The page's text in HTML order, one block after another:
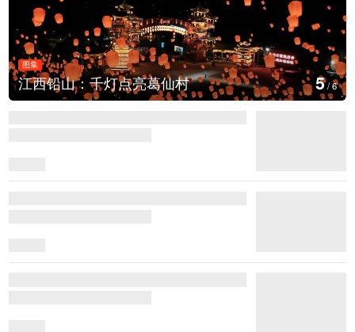
图集
上海：七彩稻田画迎最佳观赏期 6/6